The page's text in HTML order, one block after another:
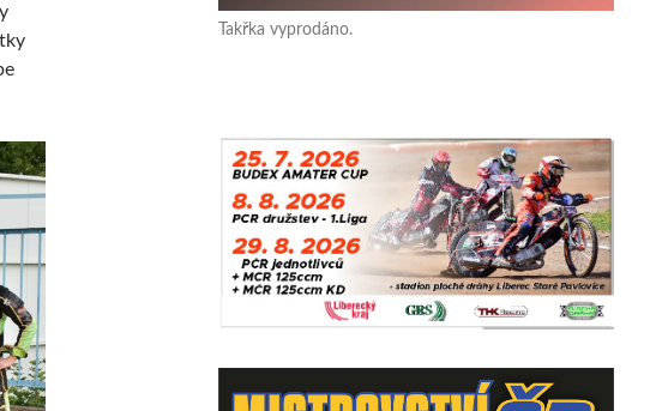
Takřka vyprodáno.